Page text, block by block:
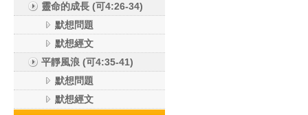
靈命的成長 (可4:26-34)
默想問題
默想經文
平靜風浪 (可4:35-41)
默想問題
默想經文